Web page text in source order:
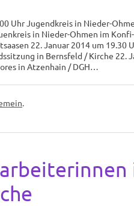
Uhr Jugendkreis in Nieder-
in Nieder-Ohmen im
22. Januar 2014 um 19.30
in Bernsfeld / Kirche 22.
in Atzenhain / DGH…
.